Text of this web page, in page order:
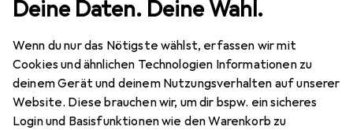
Deine Daten. Deine Wahl.
Wenn du nur das Nötigste wählst, erfassen wir mit
Cookies und ähnlichen Technologien Informationen zu
deinem Gerät und deinem Nutzungsverhalten auf unserer
Website. Diese brauchen wir, um dir bspw. ein sicheres
Login und Basisfunktionen wie den Warenkorb zu
Verkleidung + Party
EntdeckenForum